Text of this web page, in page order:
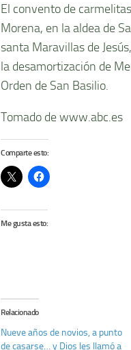
El convento de
Morena, en la aldea de
santa Maravillas de
la desamortización de
Orden de San Basilio.
Tomado de www.abc.es
Comparte esto:
Me gusta esto:
Relacionado
Nueve años de novios, a punto
de casarse… y Dios les llamó a